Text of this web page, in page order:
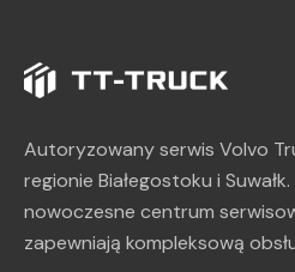
Autoryzowany serwis Volvo
regionie Białegostoku i
nowoczesne centrum
zapewniają kompleksową